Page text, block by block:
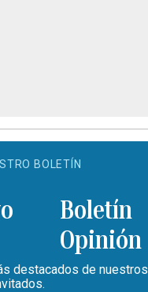
BOLETÍN
Boletín
Opinión
destacados de nuestros